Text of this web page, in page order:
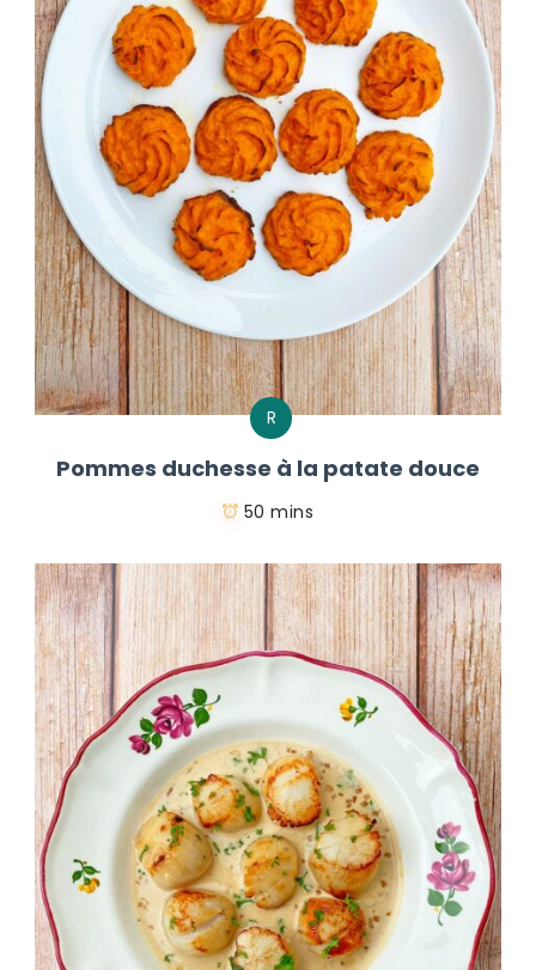
R
Pommes duchesse à la patate douce
50 mins